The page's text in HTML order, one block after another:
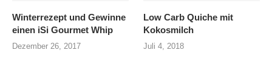
Winterrezept und Gewinne
einen iSi Gourmet Whip
Dezember 26, 2017
Low Carb Quiche mit
Kokosmilch
Juli 4, 2018